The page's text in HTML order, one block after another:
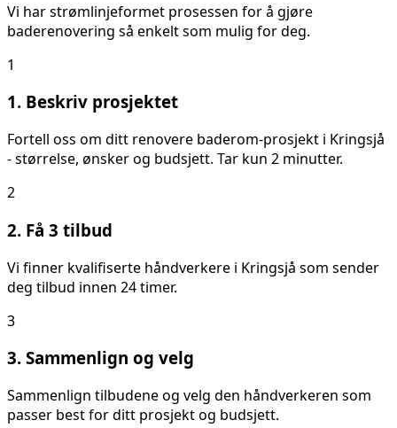
Vi har strømlinjeformet prosessen for å gjøre
baderenovering så enkelt som mulig for deg.
1
1. Beskriv prosjektet
Fortell oss om ditt renovere baderom-prosjekt i Kringsjå
- størrelse, ønsker og budsjett. Tar kun 2 minutter.
2
2. Få 3 tilbud
Vi finner kvalifiserte håndverkere i Kringsjå som sender
deg tilbud innen 24 timer.
3
3. Sammenlign og velg
Sammenlign tilbudene og velg den håndverkeren som
passer best for ditt prosjekt og budsjett.